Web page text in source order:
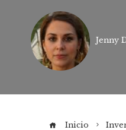
Jenny
Inicio